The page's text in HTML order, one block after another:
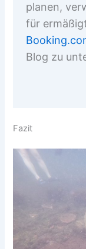
planen,
für
Blog zu
Fazit